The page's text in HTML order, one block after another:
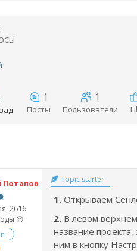
1
Посты
1
Пользователи
2616
😉
Topic starter
1. Открываем
2. В левом
название
ним в кнопку